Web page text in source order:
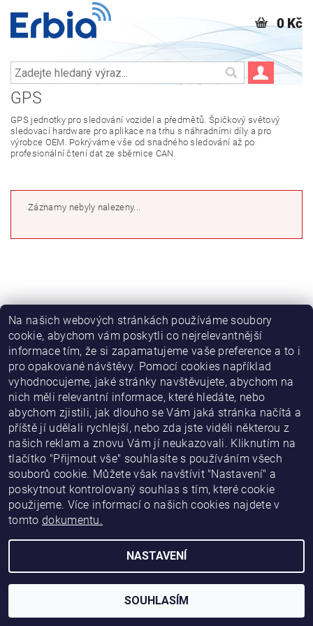
0 Kč
GPS
GPS jednotky pro sledování vozidel a předmětů. Špičkový světový
sledovací hardware pro aplikace na trhu s náhradními díly a pro
výrobce OEM. Pokrýváme vše od snadného sledování až po
profesionální čtení dat ze sběrnice CAN.
Záznamy nebyly nalezeny...
proč s námi | hlasové tarify | internetová připojení |
tarify pro pevnou linku
2026 ©
Na našich webových stránkách používáme soubory
cookie, abychom vám poskytli co nejrelevantnější
informace tím, že si zapamatujeme vaše preference a to i
pro opakované návštěvy. Pomocí cookies například
vyhodnocujeme, jaké stránky navštěvujete, abychom na
nich měli relevantní informace, které hledáte, nebo
abychom zjistili, jak dlouho se Vám jaká stránka načítá a
příště jí udělali rychlejší, nebo zda jste viděli některou z
našich reklam a znovu Vám jí neukazovali. Kliknutím na
tlačítko "Přijmout vše" souhlasíte s používáním všech
souborů cookie. Můžete však navštívit "Nastavení" a
poskytnout kontrolovaný souhlas s tím, které cookie
použijeme. Více informací o našich cookies najdete v
tomto dokumentu.
NASTAVENÍ
SOUHLASÍM